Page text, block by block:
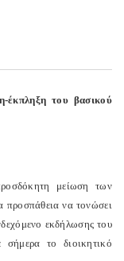
έκπληξη του βασικού
μείωση των
προσπάθεια να τονώσει
εκδήλωσης του
το διοικητικό